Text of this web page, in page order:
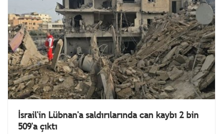
İsrail'in Lübnan'a saldırılarında can kaybı 2 bin
509'a çıktı